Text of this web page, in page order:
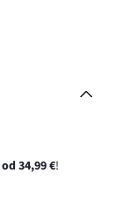
od 34,99 €!